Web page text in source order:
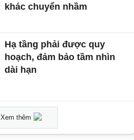
khác chuyển nhầm
Hạ tầng phải được quy
hoạch, đảm bảo tầm nhìn
dài hạn
Xem thêm